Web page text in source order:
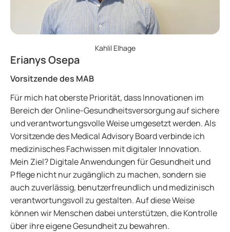
Kahlil Elhage
Erianys Osepa
Vorsitzende des MAB
Für mich hat oberste Priorität, dass Innovationen im
Bereich der Online-Gesundheitsversorgung auf sichere
und verantwortungsvolle Weise umgesetzt werden. Als
Vorsitzende des Medical Advisory Board verbinde ich
medizinisches Fachwissen mit digitaler Innovation.
Mein Ziel? Digitale Anwendungen für Gesundheit und
Pflege nicht nur zugänglich zu machen, sondern sie
auch zuverlässig, benutzerfreundlich und medizinisch
verantwortungsvoll zu gestalten. Auf diese Weise
können wir Menschen dabei unterstützen, die Kontrolle
über ihre eigene Gesundheit zu bewahren.